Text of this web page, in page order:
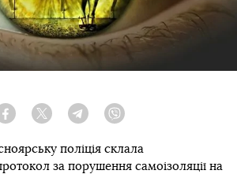
Facebook Twitter Telegram
поліція склала
за порушення самоізоляції на